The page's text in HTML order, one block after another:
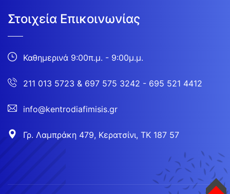
Στοιχεία Επικοινωνίας
Καθημερινά 9:00π.μ. - 9:00μ.μ.
211 013 5723 & 697 575 3242 - 695 521 4412
info@kentrodiafimisis.gr
Γρ. Λαμπράκη 479, Κερατσίνι, ΤΚ 187 57